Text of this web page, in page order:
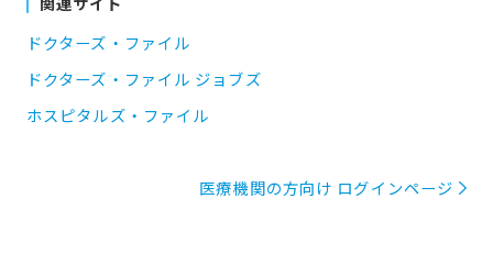
ドクターズ・ファイル
ドクターズ・ファイル ジョブズ
ホスピタルズ・ファイル
医療機関の方向け ログインページ